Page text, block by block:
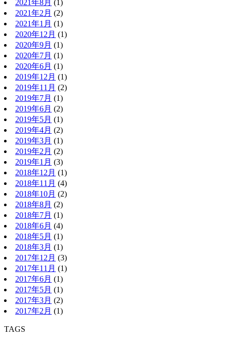
2021年8月 (1)
2021年2月 (2)
2021年1月 (1)
2020年12月 (1)
2020年9月 (1)
2020年7月 (1)
2020年6月 (1)
2019年12月 (1)
2019年11月 (2)
2019年7月 (1)
2019年6月 (2)
2019年5月 (1)
2019年4月 (2)
2019年3月 (1)
2019年2月 (2)
2019年1月 (3)
2018年12月 (1)
2018年11月 (4)
2018年10月 (2)
2018年8月 (2)
2018年7月 (1)
2018年6月 (4)
2018年5月 (1)
2018年3月 (1)
2017年12月 (3)
2017年11月 (1)
2017年6月 (1)
2017年5月 (1)
2017年3月 (2)
2017年2月 (1)
TAGS